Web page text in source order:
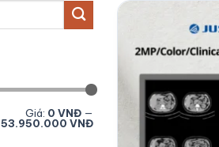
Giá: 0 VNĐ —
53.950.000 VNĐ